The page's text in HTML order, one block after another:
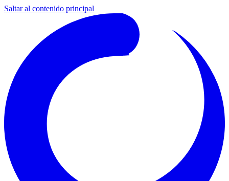
Saltar al contenido principal